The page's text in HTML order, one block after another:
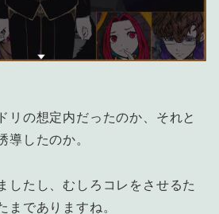
リの想定内だったのか、それと
導したのか。
したし、むしろコレをさせるた
までありますね。